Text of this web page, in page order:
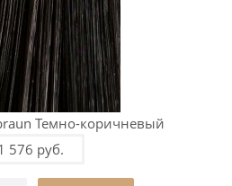
Темно-коричневый
576 руб.